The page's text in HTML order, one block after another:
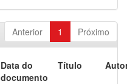
Anterior 1 Próximo
Data do
documento
Título